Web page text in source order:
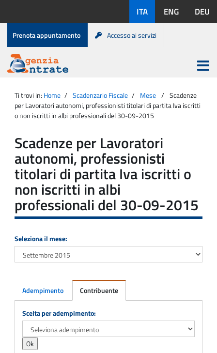
contenuto
disponibili:
ITA ENG DEU
Menu
di
servizio
Prenota appuntamento Accesso ai servizi
Agenzia
Entrate
Apri
menu
principale
Ti trovi in: Home Scadenzario Fiscale Mese
Scadenze
per Lavoratori autonomi, professionisti titolari di partita Iva iscritti
o non iscritti in albi professionali del 30-09-2015
Scadenze per Lavoratori
autonomi, professionisti
titolari di partita Iva iscritti o
non iscritti in albi
professionali del 30-09-2015
Seleziona il mese:
Adempimento Contribuente
Adempimento
Scelta per adempimento: